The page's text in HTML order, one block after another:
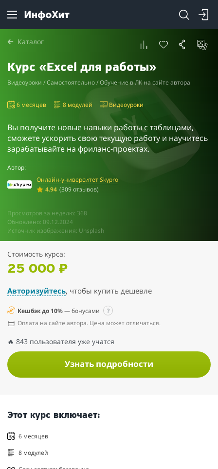
Каталог
Курс «Excel для работы»
Видеоуроки / Самостоятельно / Обучение в ЛК на сайте автора
6 месяцев 8 модулей Видеоуроки
Вы получите новые навыки работы с таблицами,
сможете ускорить свою текущую работу и научитесь
зарабатывайте на фриланс-проектах.
Автор:
Онлайн-университет Skypro
4.94 (309 отзывов)
Просмотров за неделю: 368
Обновлено: 09.12.2024
Источник изображения: Unsplash
Стоимость курса:
25 000 ₽
Авторизуйтесь, чтобы купить дешевле
Кешбэк до 10%— бонусами
?
Оплата на сайте автора. Цена может отличаться.
🔥 843 пользователя уже учатся
Узнать подробности
Этот курс включает:
6 месяцев
8 модулей